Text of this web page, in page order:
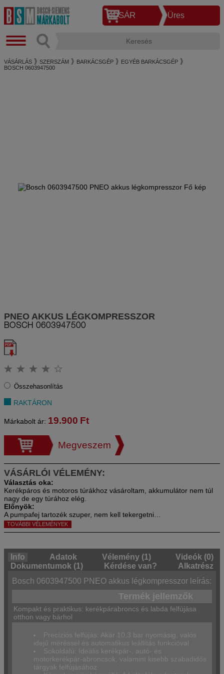
KOSÁR Üres
VÁSÁRLÁS SZERSZÁM BARKÁCSGÉP
EGYÉB BARKÁCSGÉP
BOSCH 0603947500
PNEO AKKUS LÉGKOMPRESSZOR
BOSCH 0603947500
Összehasonlítás
RAKTÁRON
Márkabolt ár: 19.900 Ft
Megveszem
VÁSÁRLÓI VÉLEMÉNY:
Kerékpáros és motoros túrákhoz vásároltam, akkumulátor nem túl
nagy de egy túrához elég.
A pumpafej tartozék szuper, nem kell tekergetni…
TOVÁBBI VÉLEMÉNYEK
Info Adatok Vélemény (1)
Videók (0)
Dokumentumok (1)
Kérdése van?
Alkatrész
Bosch 0603947500 PNEO akkus légkompresszor leírás:
Termék jellemzők
Kompakt és praktikus: kerékpárabroncs és labda felfújása
otthon vagy bárhol
Precíziós felfújás: Akár 10,3 bar nyomásig, valós
idejű méréssel és automatikus leállítás funkcióval
Sokoldalú: Ideális kerékpár-, autó- és
motorkerékpár-abroncsok, valamint kisebb szabadidős
tárgyak felfújásához